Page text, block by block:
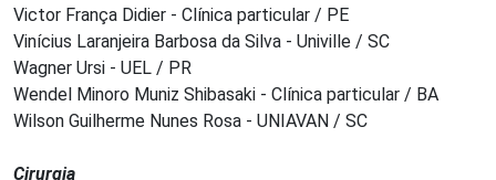
Victor França Didier - Clínica particular / PE
Vinícius Laranjeira Barbosa da Silva - Univille / SC
Wagner Ursi - UEL / PR
Wendel Minoro Muniz Shibasaki - Clínica particular / BA
Wilson Guilherme Nunes Rosa - UNIAVAN / SC
Cirurgia